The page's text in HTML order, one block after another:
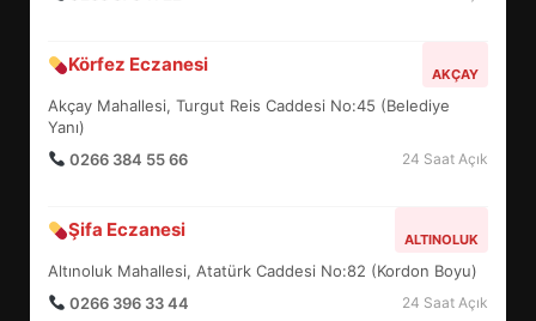
Körfez Eczanesi AKÇAY
Akçay Mahallesi, Turgut Reis Caddesi No:45 (Belediye
Yanı)
0266 384 55 66
24 Saat Açık
Şifa Eczanesi ALTINOLUK
Altınoluk Mahallesi, Atatürk Caddesi No:82 (Kordon Boyu)
0266 396 33 44
24 Saat Açık
7
YENİ YÖNETİM NASIL
ŞEKİLLENDİ?
1
HAREKETE GEÇİYOR: GÖZLER
BULUŞMADA